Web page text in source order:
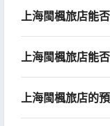
上海閩楓旅店能
上海閩楓旅店能
上海閩楓旅店的